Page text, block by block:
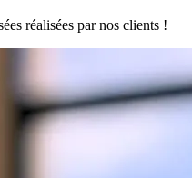
réalisées par nos clients !